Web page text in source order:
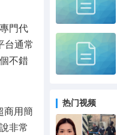
門代
台通常
不錯
商用簡
非常
热门视频